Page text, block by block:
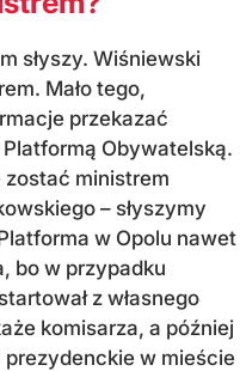
słyszy. Wiśniewski
Mało tego,
przekazać
Obywatelską.
zostać ministrem
– słyszymy
w Opolu nawet
bo w przypadku
z własnego
komisarza, a później
w mieście